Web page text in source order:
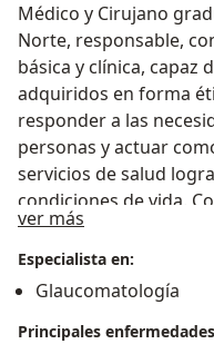
Médico y Cirujano
Norte, responsable,
básica y clínica, capaz
adquiridos en forma
responder a las
personas y actuar
servicios de salud
condiciones de vida.
y promoción de salud,
capacidad de trabajo
preparado
que prioricen la
ver más
Especialista en:
Glaucomatología
Principales